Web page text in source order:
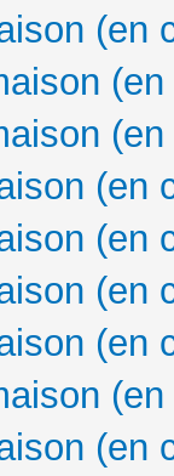
(en
(en
(en
(en
(en
(en